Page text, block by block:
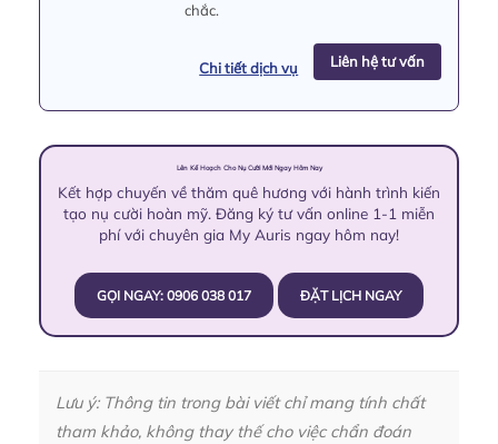
chắc.
Chi tiết dịch vụ Liên hệ tư vấn
Lên Kế Hoạch Cho Nụ Cười Mới Ngay Hôm Nay
Kết hợp chuyến về thăm quê hương với hành trình kiến
tạo nụ cười hoàn mỹ. Đăng ký tư vấn online 1-1 miễn
phí với chuyên gia My Auris ngay hôm nay!
GỌI NGAY: 0906 038 017 ĐẶT LỊCH NGAY
Lưu ý: Thông tin trong bài viết chỉ mang tính chất
tham khảo, không thay thế cho việc chẩn đoán